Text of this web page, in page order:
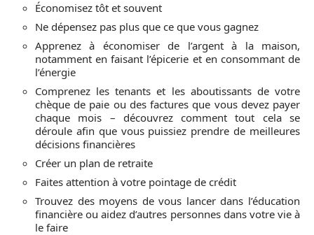
Économisez tôt et souvent
Ne dépensez pas plus que ce que vous gagnez
Apprenez à économiser de l’argent à la maison,
notamment en faisant l’épicerie et en consommant de
l’énergie
Comprenez les tenants et les aboutissants de votre
chèque de paie ou des factures que vous devez payer
chaque mois – découvrez comment tout cela se
déroule afin que vous puissiez prendre de meilleures
décisions financières
Créer un plan de retraite
Faites attention à votre pointage de crédit
Trouvez des moyens de vous lancer dans l’éducation
financière ou aidez d’autres personnes dans votre vie à
le faire